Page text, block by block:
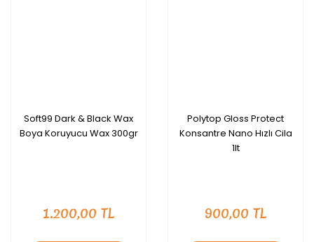
Soft99 Dark & Black Wax
Boya Koruyucu Wax 300gr
1.200,00 TL
Polytop Gloss Protect
Konsantre Nano Hızlı Cila
1lt
900,00 TL